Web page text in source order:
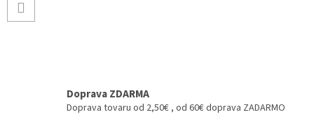
Doprava ZDARMA
Doprava tovaru od 2,50€ , od 60€ doprava ZADARMO